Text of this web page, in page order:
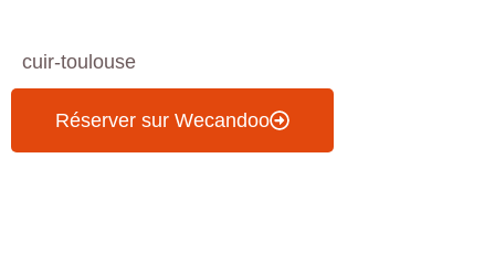
cuir-toulouse
Réserver sur Wecandoo